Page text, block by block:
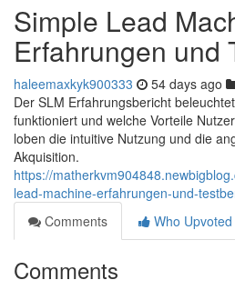
Simple Lead
Erfahrungen und
haleemaxkyk900333 54 days ago
Der SLM Erfahrungsbericht
funktioniert und welche Vorteile
loben die intuitive Nutzung und die
Akquisition.
https://
lead-machine-erfahrungen-und-
Comments
Who Upvoted
Comments